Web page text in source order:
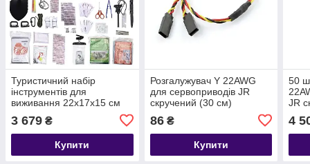
Туристичний набір
інструментів для
виживання 22х17х15 см
3 679 ₴
Купити
Розгалужувач Y 22AWG
для сервоприводів JR
скручений (30 см)
86₴
Купити
50
JR
4